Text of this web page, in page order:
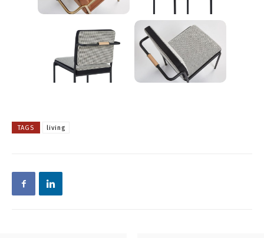
TAGS living